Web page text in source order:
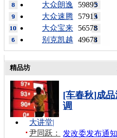
59895
大众朗逸
57915
大众速腾
56578
大众宝来
49678
别克凯越
精品坊
[车春秋]成
调
发改委发布通
大讲堂|
尹同跃：